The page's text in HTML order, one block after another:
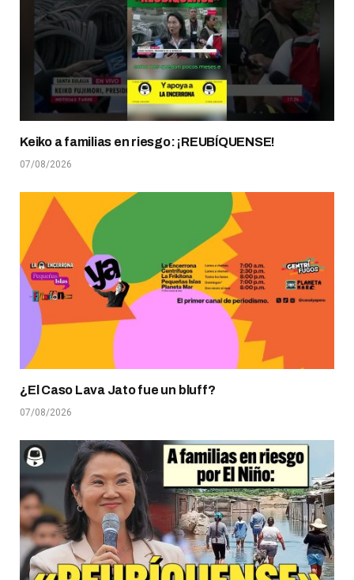
Keiko a familias en riesgo: ¡REUBÍQUENSE!
07/08/2026
¿El Caso Lava Jato fue un bluff?
07/08/2026